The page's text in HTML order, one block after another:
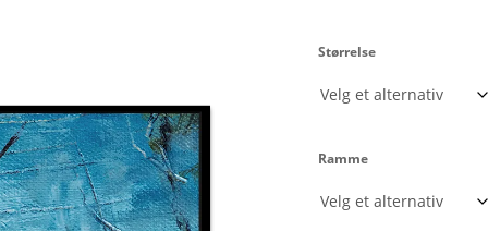
Størrelse
Ramme